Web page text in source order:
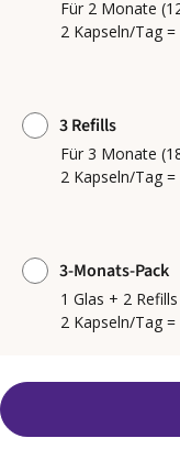
Für 2 Monate
2 Kapseln/Tag
3 Refills
Für 3 Monate
2 Kapseln/Tag
3-Monats-Pack
1 Glas + 2
2 Kapseln/Tag